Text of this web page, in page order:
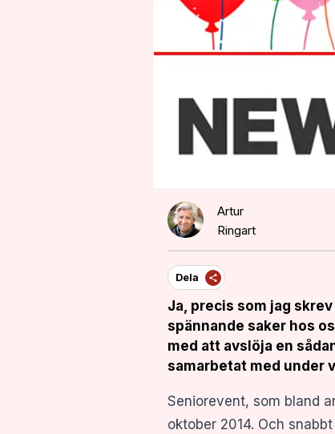
Artur
Ringart
Dela
Ja, precis som jag skrev
spännande saker hos
med att avslöja en
samarbetat med under
Seniorevent, som bland
oktober 2014. Och